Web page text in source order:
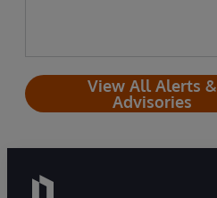
View All Alerts &
Advisories